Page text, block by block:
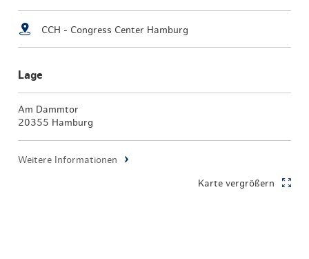
CCH - Congress Center Hamburg
Lage
Am Dammtor
20355 Hamburg
Weitere Informationen
Karte vergrößern